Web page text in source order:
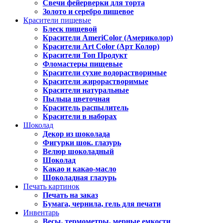
Свечи фейерверки для торта
Золото и серебро пищевое
Красители пищевые
Блеск пищевой
Красители AmeriColor (Америколор)
Красители Art Color (Арт Колор)
Красители Топ Продукт
Фломастеры пищевые
Красители сухие водорастворимые
Красители жирорастворимые
Красители натуральные
Пыльца цветочная
Краситель распылитель
Красители в наборах
Шоколад
Декор из шоколада
Фигурки шок. глазурь
Велюр шоколадный
Шоколад
Какао и какао-масло
Шоколадная глазурь
Печать картинок
Печать на заказ
Бумага, чернила, гель для печати
Инвентарь
Весы, термометры, мерные емкости